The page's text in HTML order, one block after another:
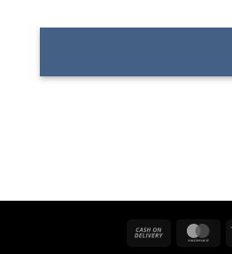
Visa
MasterCard